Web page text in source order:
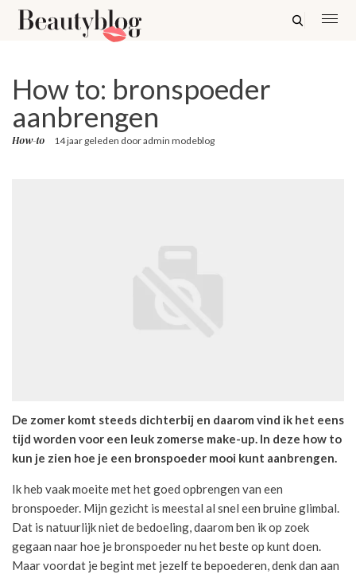
How to: bronspoeder
aanbrengen
How-to 14 jaar geleden dooradmin modeblog
De zomer komt steeds dichterbij en daarom vind ik het eens
tijd worden voor een leuk zomerse make-up. In deze how to
kun je zien hoe je een bronspoeder mooi kunt aanbrengen.
Ik heb vaak moeite met het goed opbrengen van een
bronspoeder. Mijn gezicht is meestal al snel een bruine glimbal.
Dat is natuurlijk niet de bedoeling, daarom ben ik op zoek
gegaan naar hoe je bronspoeder nu het beste op kunt doen.
Maar voordat je begint met jezelf te bepoederen, denk dan aan